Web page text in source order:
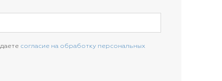
согласие на обработку персональных